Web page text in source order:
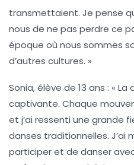
transmettaient. Je pense
nous de ne pas perdre ce
époque où nous sommes
d’autres cultures. »
Sonia, élève de 13 ans : « La
captivante. Chaque
et j’ai ressenti une grande
danses traditionnelles. J’ai
participer et de danser